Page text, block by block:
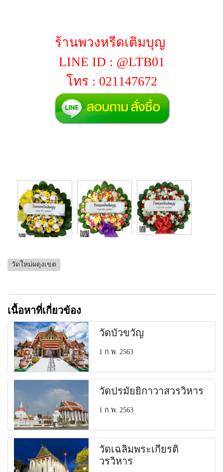
ร้านพวงหรีดเติมบุญ
LINE ID : @LTB01
โทร : 021147672
วัดใหม่ผดุงเขต
เนื้อหาที่เกี่ยวข้อง
วัดบัวขวัญ
1 ก.พ. 2563
วัดปรมัยยิกาวาสวรวิหาร
1 ก.พ. 2563
วัดเฉลิมพระเกียรติ
วรวิหาร